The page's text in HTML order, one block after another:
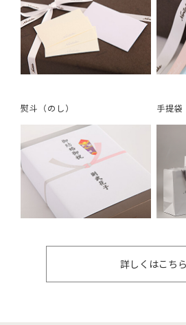
熨斗（のし） 手提袋
詳しくはこちら